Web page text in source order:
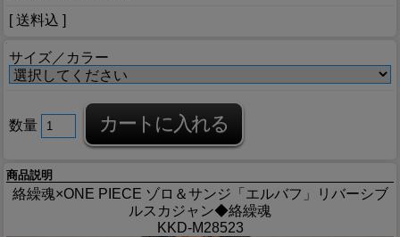
[ 送料込 ]
サイズ／カラー
数量
商品説明
絡繰魂×ONE PIECE ゾロ＆サンジ「エルバフ」リバーシブ
ルスカジャン◆絡繰魂
KKD-M28523